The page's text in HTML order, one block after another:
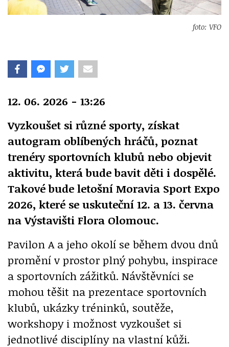
foto: VFO
12. 06. 2026 - 13:26
Vyzkoušet si různé sporty, získat
autogram oblíbených hráčů, poznat
trenéry sportovních klubů nebo objevit
aktivitu, která bude bavit děti i dospělé.
Takové bude letošní Moravia Sport Expo
2026, které se uskuteční 12. a 13. června
na Výstavišti Flora Olomouc.
Pavilon A a jeho okolí se během dvou dnů
promění v prostor plný pohybu, inspirace
a sportovních zážitků. Návštěvníci se
mohou těšit na prezentace sportovních
klubů, ukázky tréninků, soutěže,
workshopy i možnost vyzkoušet si
jednotlivé disciplíny na vlastní kůži.